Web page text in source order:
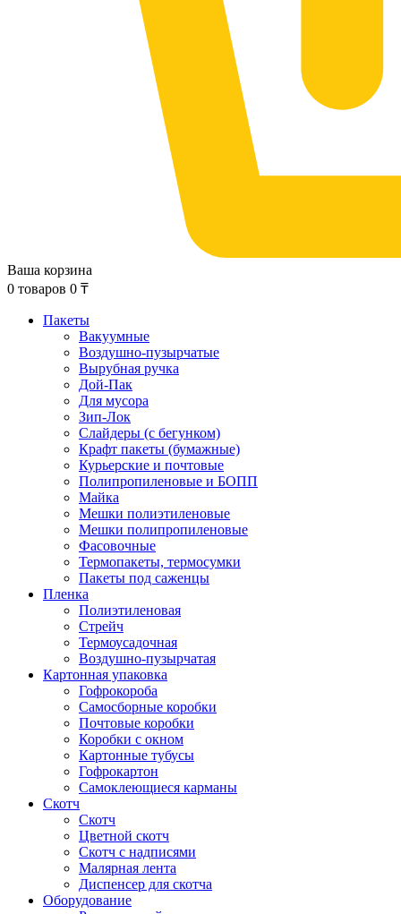
Ваша корзина
0 товаров 0 ₸
Пакеты
Вакуумные
Воздушно-пузырчатые
Вырубная ручка
Дой-Пак
Для мусора
Зип-Лок
Слайдеры (с бегунком)
Крафт пакеты (бумажные)
Курьерские и почтовые
Полипропиленовые и БОПП
Майка
Мешки полиэтиленовые
Мешки полипропиленовые
Фасовочные
Термопакеты, термосумки
Пакеты под саженцы
Пленка
Полиэтиленовая
Стрейч
Термоусадочная
Воздушно-пузырчатая
Картонная упаковка
Гофрокороба
Самосборные коробки
Почтовые коробки
Коробки с окном
Картонные тубусы
Гофрокартон
Самоклеющиеся карманы
Скотч
Скотч
Цветной скотч
Скотч с надписями
Малярная лента
Диспенсер для скотча
Оборудование